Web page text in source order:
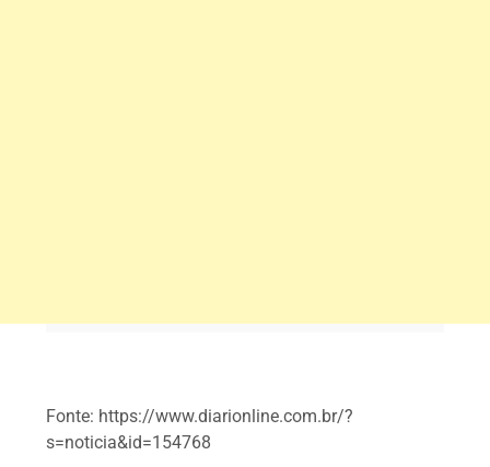
Fonte: https://www.diarionline.com.br/?
s=noticia&id=154768